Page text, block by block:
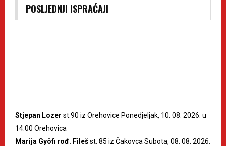
POSLJEDNJI ISPRAĆAJI
Stjepan Lozer st.90 iz Orehovice Ponedjeljak, 10. 08. 2026. u
14:00 Orehovica
Marija Gyöfi rođ. Filešst. 85 iz Čakovca Subota, 08. 08. 2026.